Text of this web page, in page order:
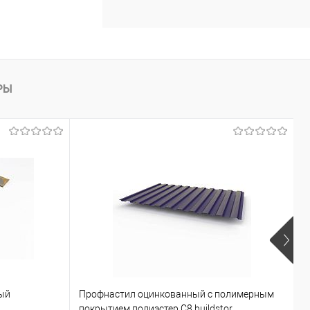
Профнастил оцинкованный с полимерным